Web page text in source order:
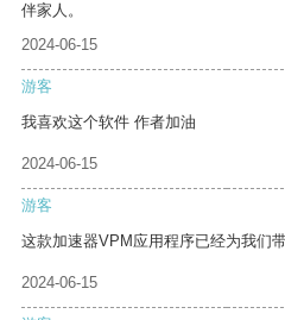
伴家人。
2024-06-15
游客
我喜欢这个软件 作者加油
2024-06-15
游客
这款加速器VPM应用程序已经为我们
2024-06-15